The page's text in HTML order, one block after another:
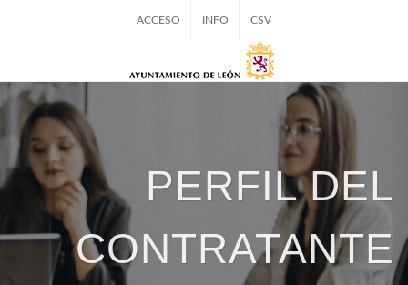
ACCESO INFO CSV
PERFIL DEL
CONTRATANTE